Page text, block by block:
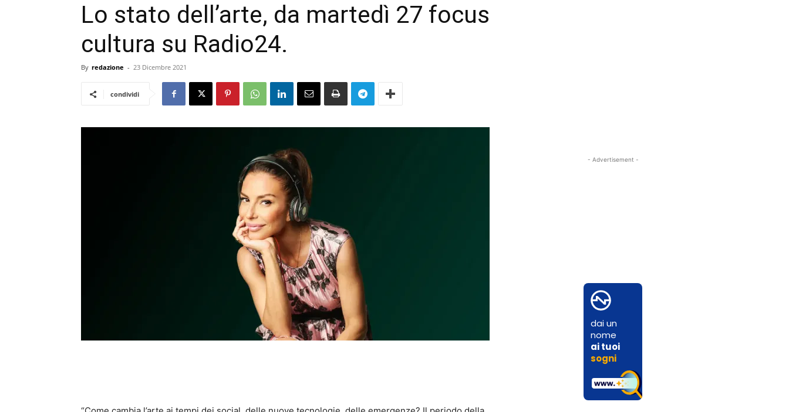
Lo stato dell’arte, da martedì 27 focus
cultura su Radio24.
By redazione - 23 Dicembre 2021
condividi
- Advertisement -